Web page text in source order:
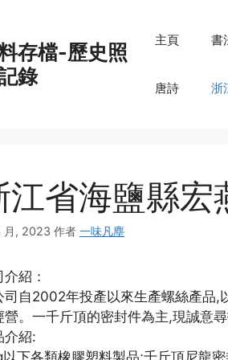
存檔-歷史照
錄
主頁 書
唐詩 浙
江省海鹽縣宏
月, 2023 作者 一味凡塵
紹：
司自2002年投產以來生產螺絲產品,
營。一千斤頂的密封件為主,現誠意尋
介紹: